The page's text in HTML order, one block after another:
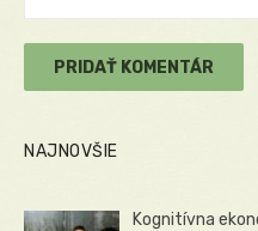
NAJNOVŠIE
Kognitívna